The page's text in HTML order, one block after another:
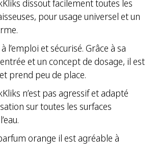
dissout facilement toutes les
pour usage universel et un
l’emploi et sécurisé. Grâce à sa
et un concept de dosage, il est
prend peu de place.
n’est pas agressif et adapté
sur toutes les surfaces
orange il est agréable à